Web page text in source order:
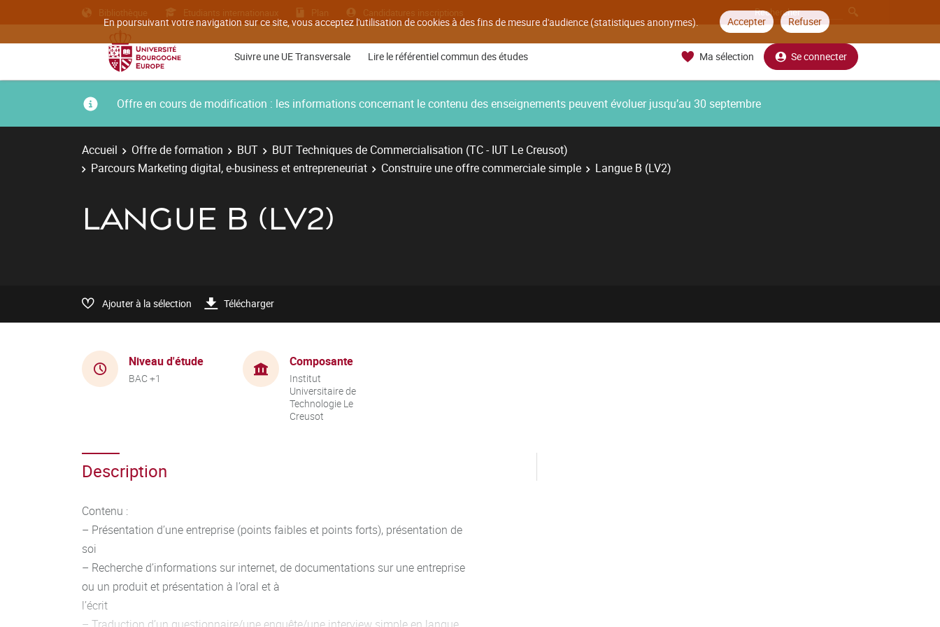
En poursuivant votre navigation sur ce site, vous acceptez l'utilisation de cookies à des fins de mesure d'audience (statistiques anonymes). Accepter Refuser
Bibliothèque Etudiants internationaux Plan Candidatures inscriptions
Suivre une UE Transversale Lire le référentiel commun des études Ma sélection Se connecter
Offre en cours de modification : les informations concernant le contenu des enseignements peuvent évoluer jusqu’au 30 septembre
Accueil Offre de formation BUT
BUT Techniques de Commercialisation (TC - IUT Le Creusot)
Parcours Marketing digital, e-business et entrepreneuriat
Construire une offre commerciale simple Langue B (LV2)
LANGUE B (LV2)
Ajouter à la sélection Télécharger
Niveau d'étude
BAC +1
Composante
Institut
Universitaire de
Technologie Le
Creusot
Description
Contenu :
– Présentation d’une entreprise (points faibles et points forts), présentation de
soi
– Recherche d’informations sur internet, de documentations sur une entreprise
ou un produit et présentation à l’oral et à
l’écrit